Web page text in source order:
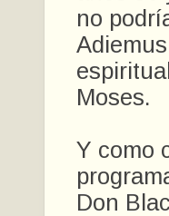
no
Moses.
Y como
Don